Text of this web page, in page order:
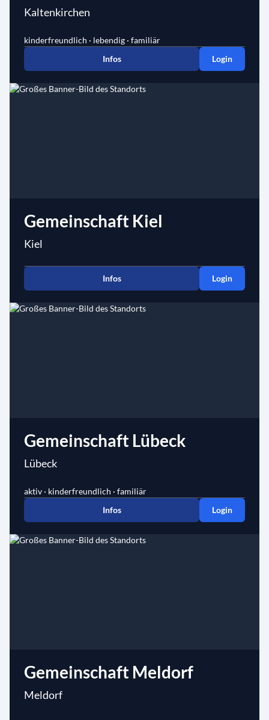
Kaltenkirchen
kinderfreundlich · lebendig · familiär
Infos
Login
Gemeinschaft Kiel
Kiel
Infos Login
Gemeinschaft Lübeck
Lübeck
aktiv · kinderfreundlich · familiär
Infos
Login
Gemeinschaft Meldorf
Meldorf